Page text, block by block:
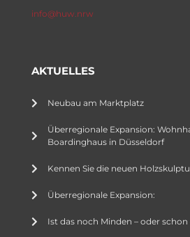
info@huw.nrw
AKTUELLES
Neubau am Marktplatz
Überregionale Expansion:
Boardinghaus in Düsseldorf
Kennen Sie die neuen
Überregionale Expansion:
Ist das noch Minden – oder schon